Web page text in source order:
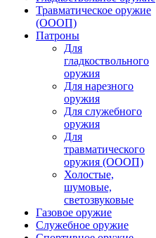
Травматическое оружие
(ОООП)
Патроны
Для
гладкоствольного
оружия
Для нарезного
оружия
Для служебного
оружия
Для
травматического
оружия (ОООП)
Холостые,
шумовые,
светозвуковые
Газовое оружие
Служебное оружие